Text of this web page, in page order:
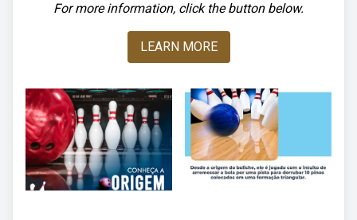
For more information, click the button below.
LEARN MORE